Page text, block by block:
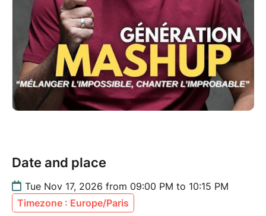
Date and place
Tue Nov 17, 2026 from 09:00 PM to 10:15 PM
Timezone : Europe/Paris